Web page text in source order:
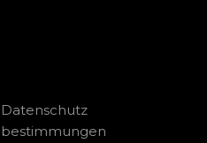
Datenschutz
bestimmungen